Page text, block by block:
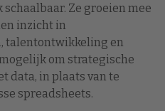
Ze groeien mee
inzicht in
talentontwikkeling en
om strategische
data, in plaats van te
spreadsheets.